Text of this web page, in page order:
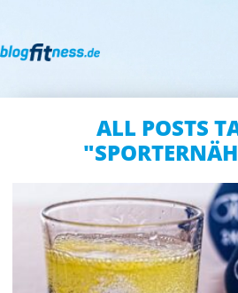
ALL POSTS